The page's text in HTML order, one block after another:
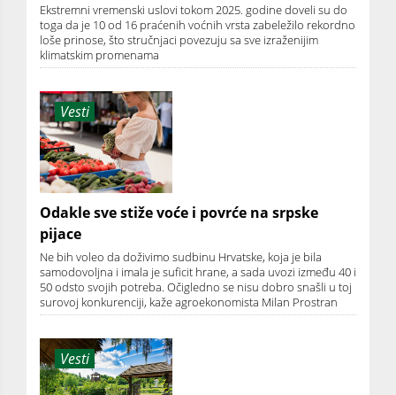
Ekstremni vremenski uslovi tokom 2025. godine doveli su do
toga da je 10 od 16 praćenih voćnih vrsta zabeležilo rekordno
loše prinose, što stručnjaci povezuju sa sve izraženijim
klimatskim promenama
Vesti
Odakle sve stiže voće i povrće na srpske
pijace
Ne bih voleo da doživimo sudbinu Hrvatske, koja je bila
samodovoljna i imala je suficit hrane, a sada uvozi između 40 i
50 odsto svojih potreba. Očigledno se nisu dobro snašli u toj
surovoj konkurenciji, kaže agroekonomista Milan Prostran
Vesti